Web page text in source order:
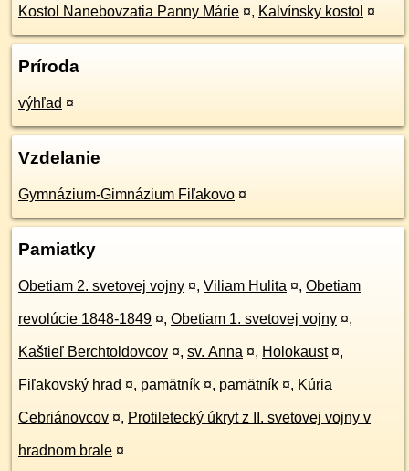
Kostol Nanebovzatia Panny Márie ¤, Kalvínsky kostol ¤
Príroda
výhľad ¤
Vzdelanie
Gymnázium-Gimnázium Fiľakovo ¤
Pamiatky
Obetiam 2. svetovej vojny ¤, Viliam Hulita ¤, Obetiam
revolúcie 1848-1849 ¤, Obetiam 1. svetovej vojny ¤,
Kaštieľ Berchtoldovcov ¤, sv. Anna ¤, Holokaust ¤,
Fiľakovský hrad ¤, pamätník ¤, pamätník ¤, Kúria
Cebriánovcov ¤, Protiletecký úkryt z II. svetovej vojny v
hradnom brale ¤